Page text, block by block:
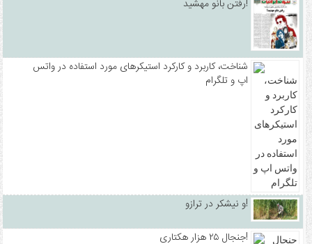
رفتن بانو مهشید!
شناخت، کاربرد و کارکرد استیکرهای مورد استفاده در واتس
اپ و تلگرام
و نیشکر در ترازو!
جنجال ۲۵ هزار هکتاری!